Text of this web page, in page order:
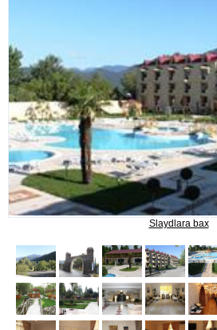
LERİK
SANATORİYALAR VƏ OTELLƏR
MƏLUMAT
Bizimlə əlaqə
Reklam kampaniyaları və
endirimlər
BRONU NECƏ ƏLDƏ ETMƏK?
Slaydlara bax